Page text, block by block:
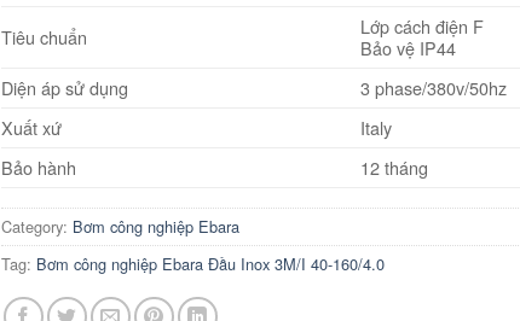
Tiêu chuẩn
Lớp cách điện F
Bảo vệ IP44
Diện áp sử dụng
3 phase/380v/50hz
Xuất xứ
Italy
Bảo hành
12 tháng
Category: Bơm công nghiệp Ebara
Tag: Bơm công nghiệp Ebara Đầu Inox 3M/I 40-160/4.0